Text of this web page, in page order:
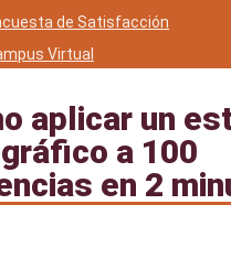
de Satisfacción
Virtual
aplicar un
a 100
en 2